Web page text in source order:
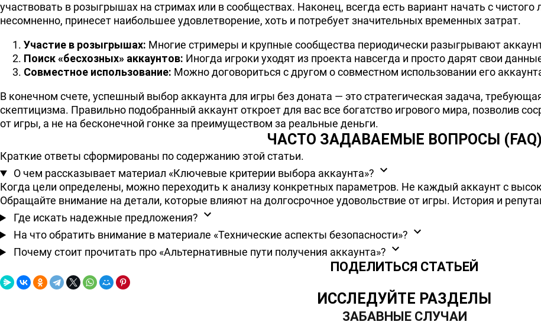
участвовать в розыгрышах на стримах или в сообществах. Наконец, всегда есть вариант начать с чистого
несомненно, принесет наибольшее удовлетворение, хоть и потребует значительных временных затрат.
Участие в розыгрышах: Многие стримеры и крупные сообщества периодически разыгрывают
Поиск «бесхозных» аккаунтов: Иногда игроки уходят из проекта навсегда и просто дарят свои
Совместное использование: Можно договориться с другом о совместном использовании его
В конечном счете, успешный выбор аккаунта для игры без доната — это стратегическая задача,
скептицизма. Правильно подобранный аккаунт откроет для вас все богатство игрового мира, позволив
от игры, а не на бесконечной гонке за преимуществом за реальные деньги.
ЧАСТО ЗАДАВАЕМЫЕ ВОПРОСЫ (FAQ)
Краткие ответы сформированы по содержанию этой статьи.
О чем рассказывает материал «Ключевые критерии выбора аккаунта»?
Когда цели определены, можно переходить к анализу конкретных параметров. Не каждый аккаунт с
Обращайте внимание на детали, которые влияют на долгосрочное удовольствие от игры. История и
Где искать надежные предложения?
На что обратить внимание в материале «Технические аспекты безопасности»?
Почему стоит прочитать про «Альтернативные пути получения аккаунта»?
ПОДЕЛИТЬСЯ СТАТЬЕЙ
ИССЛЕДУЙТЕ РАЗДЕЛЫ
ЗАБАВНЫЕ СЛУЧАИ